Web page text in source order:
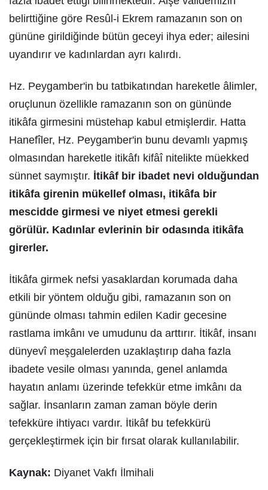
belirttiğine göre Resûl-i Ekrem ramazanın son on
gününe girildiğinde bütün geceyi ihya eder; ailesini
uyandırır ve kadınlardan ayrı kalırdı.
Hz. Peygamber'in bu tatbikatından hareketle âlimler,
oruçlunun özellikle ramazanın son on gününde
itikâfa girmesini müstehap kabul etmişlerdir. Hatta
Hanefîler, Hz. Peygamber'in bunu devamlı yapmış
olmasından hareketle itikâfı kifâî nitelikte müekked
sünnet saymıştır. İtikâf bir ibadet nevi olduğundan
itikâfa girenin mükellef olması, itikâfa bir
mescidde girmesi ve niyet etmesi gerekli
görülür. Kadınlar evlerinin bir odasında itikâfa
girerler.
İtikâfa girmek nefsi yasaklardan korumada daha
etkili bir yöntem olduğu gibi, ramazanın son on
gününde olması tahmin edilen Kadir gecesine
rastlama imkânı ve umudunu da arttırır. İtikâf, insanı
dünyevî meşgalelerden uzaklaştırıp daha fazla
ibadete vesile olması yanında, genel anlamda
hayatın anlamı üzerinde tefekkür etme imkânı da
sağlar. İnsanların zaman zaman böyle derin
tefekküre ihtiyacı vardır. İtikâf bu tefekkürü
gerçekleştirmek için bir fırsat olarak kullanılabilir.
Kaynak: Diyanet Vakfı İlmihali